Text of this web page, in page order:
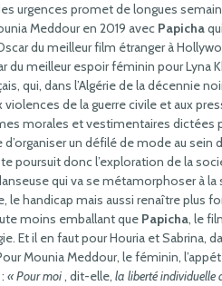
urgences promet de longues
Meddour en 2019 avec Papicha
du meilleur film étranger à
du meilleur espoir féminin pour Lyna
qui, dans l’Algérie de la décennie
de la guerre civile et aux
morales et vestimentaires dictées
un défilé de mode au sein
poursuit donc l’exploration de la
qui va se métamorphoser à
le handicap mais aussi renaître plus
moins emballant que Papicha, le
Et il en faut pour Houria et Sabrina,
Mounia Meddour, le féminin,
« Pour moi, dit-elle, la liberté individuelle